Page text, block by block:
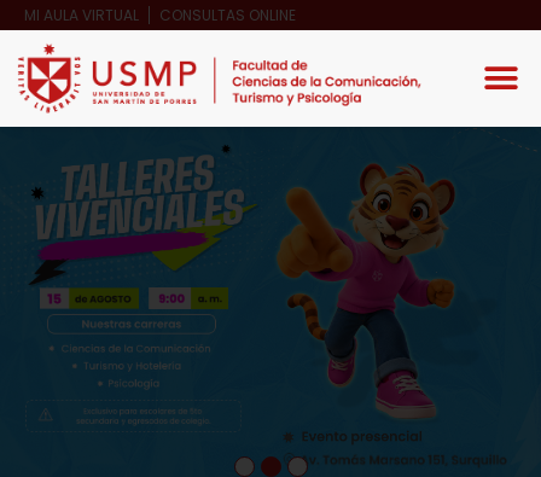
MI AULA VIRTUAL CONSULTAS ONLINE